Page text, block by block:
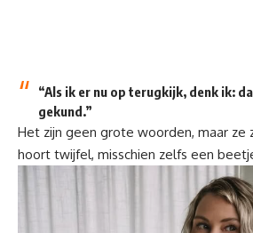
“Als ik er nu op terugkijk, denk ik:
gekund.”
Het zijn geen grote woorden, maar ze
hoort twijfel, misschien zelfs een